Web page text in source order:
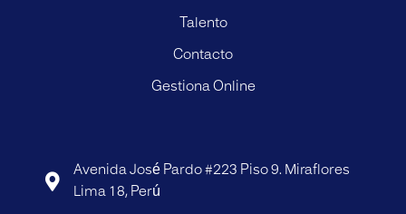
Talento
Contacto
Gestiona Online
Avenida José Pardo #223 Piso 9. Miraflores
Lima 18, Perú